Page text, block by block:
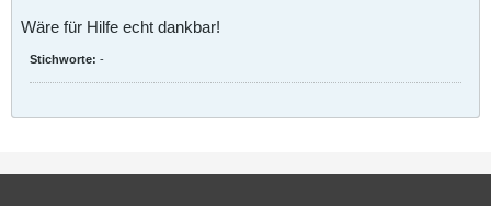
Wäre für Hilfe echt dankbar!
Stichworte: -